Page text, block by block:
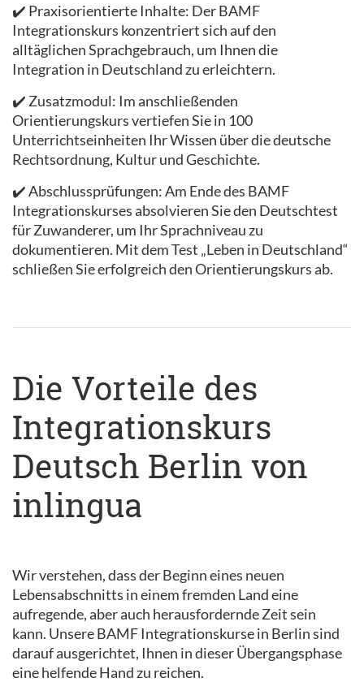
✔️ Praxisorientierte Inhalte: Der BAMF
Integrationskurs konzentriert sich auf den
alltäglichen Sprachgebrauch, um Ihnen die
Integration in Deutschland zu erleichtern.
✔️ Zusatzmodul: Im anschließenden
Orientierungskurs vertiefen Sie in 100
Unterrichtseinheiten Ihr Wissen über die deutsche
Rechtsordnung, Kultur und Geschichte.
✔️ Abschlussprüfungen: Am Ende des BAMF
Integrationskurses absolvieren Sie den Deutschtest
für Zuwanderer, um Ihr Sprachniveau zu
dokumentieren. Mit dem Test „Leben in Deutschland“
schließen Sie erfolgreich den Orientierungskurs ab.
Die Vorteile des
Integrationskurs
Deutsch Berlin von
inlingua
Wir verstehen, dass der Beginn eines neuen
Lebensabschnitts in einem fremden Land eine
aufregende, aber auch herausfordernde Zeit sein
kann. Unsere BAMF Integrationskurse in Berlin sind
darauf ausgerichtet, Ihnen in dieser Übergangsphase
eine helfende Hand zu reichen.